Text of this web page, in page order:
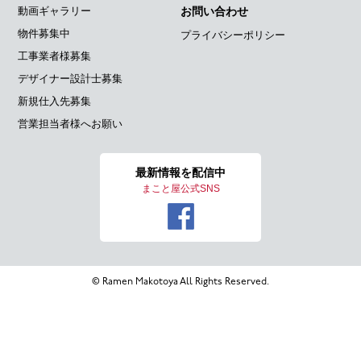
動画ギャラリー
物件募集中
工事業者様募集
デザイナー設計士募集
新規仕入先募集
営業担当者様へお願い
お問い合わせ
プライバシーポリシー
最新情報を配信中
まこと屋公式SNS
© Ramen Makotoya All Rights Reserved.